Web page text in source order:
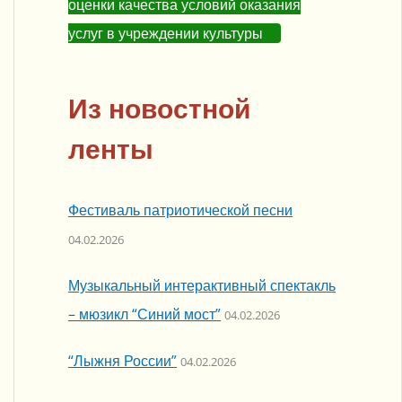
оценки качества условий оказания
услуг в учреждении культуры
Из новостной
ленты
Фестиваль патриотической песни
04.02.2026
Музыкальный интерактивный спектакль
– мюзикл “Синий мост” 04.02.2026
“Лыжня России” 04.02.2026